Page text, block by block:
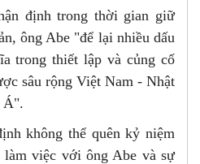
định trong thời gian giữ
ông Abe "để lại nhiều dấu
trong thiết lập và củng cố
sâu rộng Việt Nam - Nhật
Á".
không thể quên kỷ niệm
làm việc với ông Abe và sự